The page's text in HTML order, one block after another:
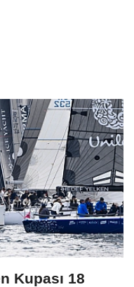
Kupası 18